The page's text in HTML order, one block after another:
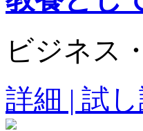
ビジネス
詳細 | 試